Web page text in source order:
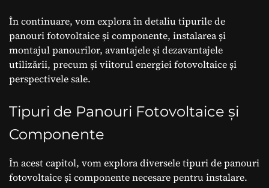
În continuare, vom explora în detaliu tipurile de
panouri fotovoltaice și componente, instalarea și
montajul panourilor, avantajele și dezavantajele
utilizării, precum și viitorul energiei fotovoltaice și
perspectivele sale.
Tipuri de Panouri Fotovoltaice și
Componente
În acest capitol, vom explora diversele tipuri de panouri
fotovoltaice și componente necesare pentru instalare.